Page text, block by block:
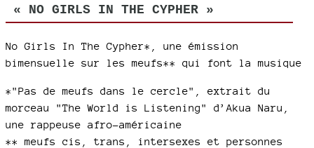
« NO GIRLS IN THE CYPHER »
No Girls In The Cypher*, une émission
bimensuelle sur les meufs** qui font la musique
*"Pas de meufs dans le cercle", extrait du
morceau "The World is Listening" d’Akua Naru,
une rappeuse afro-américaine
** meufs cis, trans, intersexes et personnes